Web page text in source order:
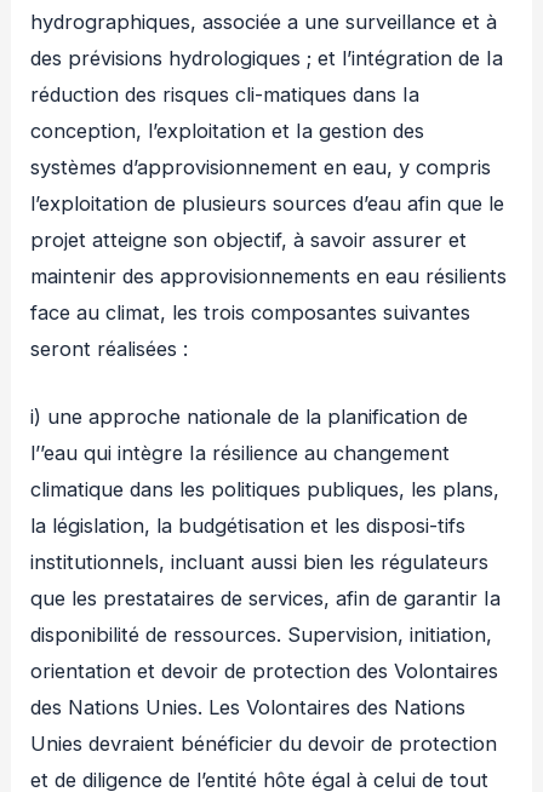
hydrographiques, associée a une surveillance et à
des prévisions hydrologiques ; et l’intégration de Ia
réduction des risques cli-matiques dans Ia
conception, l’exploitation et Ia gestion des
systèmes d’approvisionnement en eau, y compris
l’exploitation de plusieurs sources d’eau afin que le
projet atteigne son objectif, à savoir assurer et
maintenir des approvisionnements en eau résilients
face au climat, les trois composantes suivantes
seront réalisées :
i) une approche nationale de la planification de
l’’eau qui intègre Ia résilience au changement
climatique dans les politiques publiques, les plans,
la législation, la budgétisation et les disposi-tifs
institutionnels, incluant aussi bien les régulateurs
que les prestataires de services, afin de garantir Ia
disponibilité de ressources. Supervision, initiation,
orientation et devoir de protection des Volontaires
des Nations Unies. Les Volontaires des Nations
Unies devraient bénéficier du devoir de protection
et de diligence de l’entité hôte égal à celui de tout